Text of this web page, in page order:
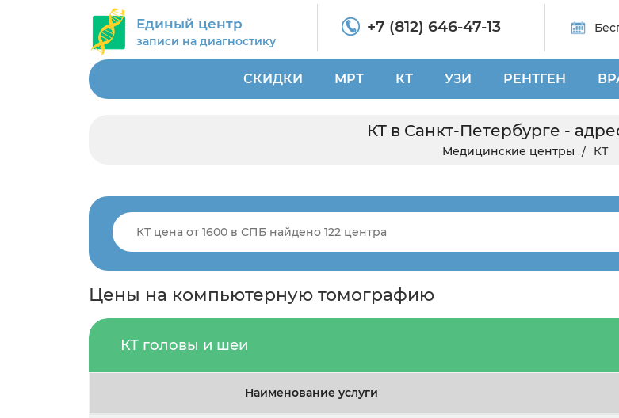
Единый центр
записи на диагностику
+7 (812) 646-47-13
СКИДКИ МРТ КТ УЗИ РЕНТГЕН
КТ в Санкт-Петербурге -
Медицинские центры КТ
Цены на компьютерную томографию
КТ головы и шеи
Наименование услуги